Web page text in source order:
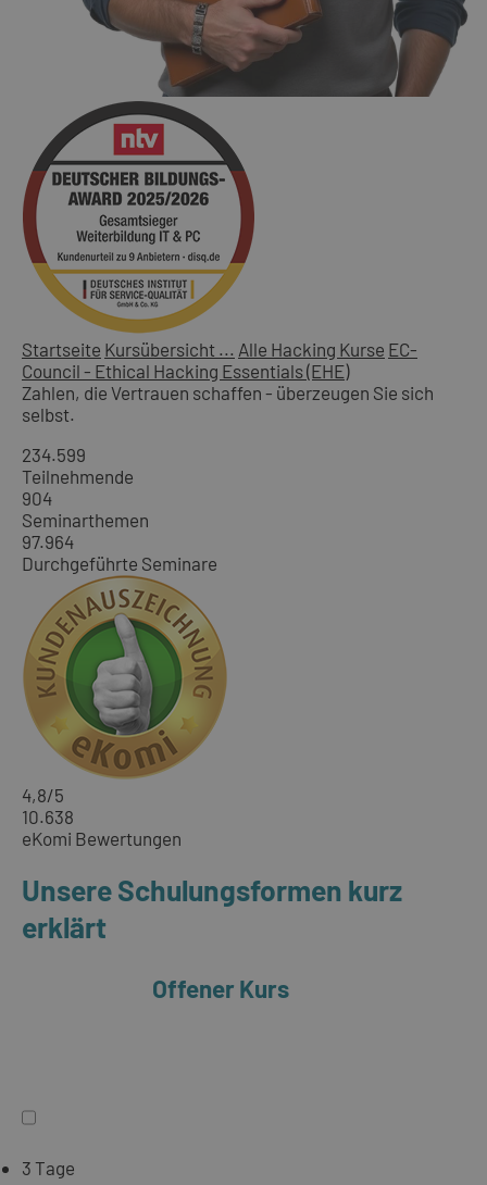
Startseite Kursübersicht ... Alle Hacking Kurse EC-
Council - Ethical Hacking Essentials (EHE)
Zahlen, die Vertrauen schaffen - überzeugen Sie sich
selbst.
234.599
Teilnehmende
904
Seminarthemen
97.964
Durchgeführte Seminare
4,8/5
10.638
eKomi Bewertungen
Unsere Schulungsformen kurz
erklärt
Offener Kurs
3 Tage